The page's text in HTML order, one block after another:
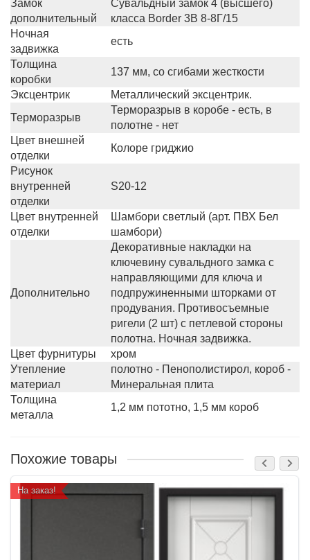
Замок
дополнительный
Сувальдный замок 4 (высшего)
класса Border 3В 8-8Г/15
Ночная
задвижка
есть
Толщина
коробки
137 мм, со сгибами жесткости
Эксцентрик
Металлический эксцентрик.
Терморазрыв
Терморазрыв в коробе - есть, в
полотне - нет
Цвет внешней
отделки
Колоре гриджио
Рисунок
внутренней
отделки
S20-12
Цвет внутренней
отделки
Шамбори светлый (арт. ПВХ Бел
шамбори)
Дополнительно
Декоративные накладки на
ключевину сувальдного замка с
направляющими для ключа и
подпружиненными шторками от
продувания. Противосъемные
ригели (2 шт) с петлевой стороны
полотна. Ночная задвижка.
Цвет фурнитуры
хром
Утепление
материал
полотно - Пенополистирол, короб -
Минеральная плита
Толщина
металла
1,2 мм пототно, 1,5 мм короб
Похожие товары
На заказ!